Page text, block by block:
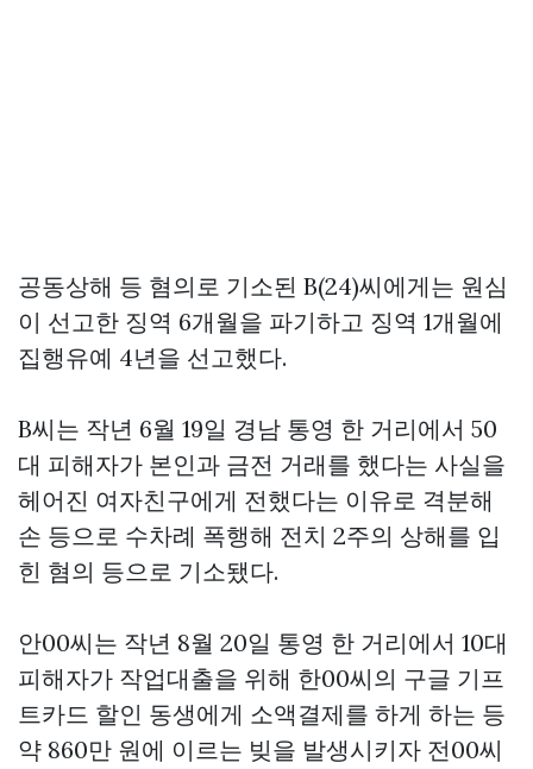
공동상해 등 혐의로 기소된 B(24)씨에게는 원심
이 선고한 징역 6개월을 파기하고 징역 1개월에
집행유예 4년을 선고했다.
B씨는 작년 6월 19일 경남 통영 한 거리에서 50
대 피해자가 본인과 금전 거래를 했다는 사실을
헤어진 여자친구에게 전했다는 이유로 격분해
손 등으로 수차례 폭행해 전치 2주의 상해를 입
힌 혐의 등으로 기소됐다.
안00씨는 작년 8월 20일 통영 한 거리에서 10대
피해자가 작업대출을 위해 한00씨의 구글 기프
트카드 할인 동생에게 소액결제를 하게 하는 등
약 860만 원에 이르는 빚을 발생시키자 전00씨